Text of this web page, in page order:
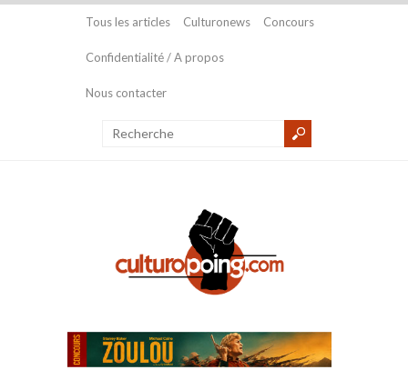
Tous les articles Culturonews Concours
Confidentialité / A propos
Nous contacter